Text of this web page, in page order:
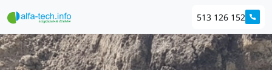
513 126 152